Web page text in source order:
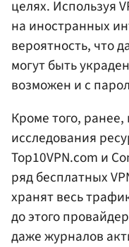
целях. Используя
на иностранных
вероятность, что
могут быть
возможен и с
Кроме того,
исследования
Top10VPN.com и
ряд бесплатных
хранят весь
до этого
даже журналов